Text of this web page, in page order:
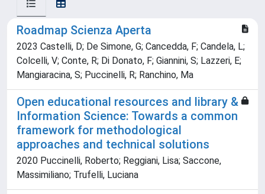
Roadmap Scienza Aperta
2023 Castelli, D; De Simone, G; Cancedda, F; Candela, L;
Colcelli, V; Conte, R; Di Donato, F; Giannini, S; Lazzeri, E;
Mangiaracina, S; Puccinelli, R; Ranchino, Ma
Open educational resources and library &
Information Science: Towards a common
framework for methodological
approaches and technical solutions
2020 Puccinelli, Roberto; Reggiani, Lisa; Saccone,
Massimiliano; Trufelli, Luciana